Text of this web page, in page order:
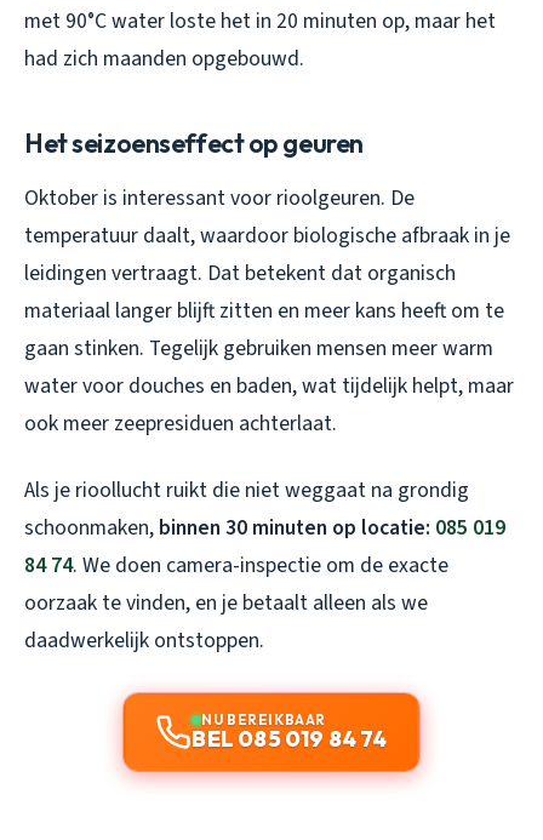
met 90°C water loste het in 20 minuten op, maar het
had zich maanden opgebouwd.
Het seizoenseffect op geuren
Oktober is interessant voor rioolgeuren. De
temperatuur daalt, waardoor biologische afbraak in je
leidingen vertraagt. Dat betekent dat organisch
materiaal langer blijft zitten en meer kans heeft om te
gaan stinken. Tegelijk gebruiken mensen meer warm
water voor douches en baden, wat tijdelijk helpt, maar
ook meer zeepresiduen achterlaat.
Als je rioollucht ruikt die niet weggaat na grondig
schoonmaken, binnen 30 minuten op locatie: 085 019
84 74. We doen camera-inspectie om de exacte
oorzaak te vinden, en je betaalt alleen als we
daadwerkelijk ontstoppen.
NU BEREIKBAAR
BEL 085 019 84 74